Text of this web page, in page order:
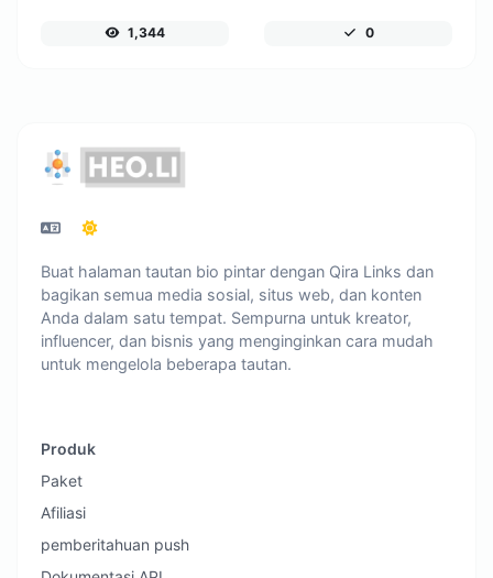
1,344 0
Buat halaman tautan bio pintar dengan Qira Links dan
bagikan semua media sosial, situs web, dan konten
Anda dalam satu tempat. Sempurna untuk kreator,
influencer, dan bisnis yang menginginkan cara mudah
untuk mengelola beberapa tautan.
Produk
Paket
Afiliasi
pemberitahuan push